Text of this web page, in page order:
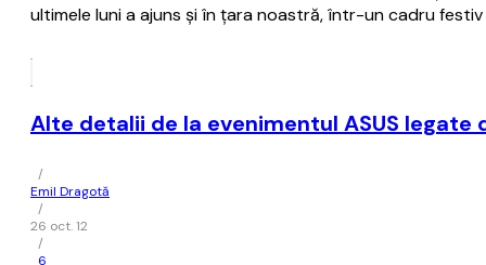
ultimele luni a ajuns și în țara noastră, într-un cadru
Alte detalii de la evenimentul ASUS
/
Emil Dragotă
/
26 oct. 12
/
6